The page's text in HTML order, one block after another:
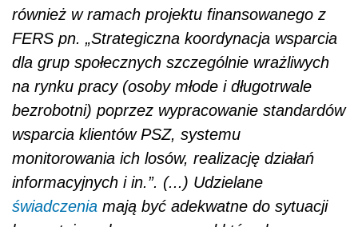
również w ramach projektu finansowanego z
FERS pn. „Strategiczna koordynacja wsparcia
dla grup społecznych szczególnie wrażliwych
na rynku pracy (osoby młode i długotrwale
bezrobotni) poprzez wypracowanie standardów
wsparcia klientów PSZ, systemu
monitorowania ich losów, realizację działań
informacyjnych i in.”. (...) Udzielane
świadczenia mają być adekwatne do sytuacji